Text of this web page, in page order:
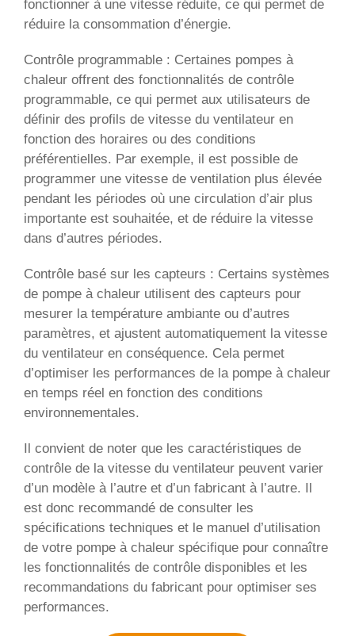
fonctionner à une vitesse réduite, ce qui permet de
réduire la consommation d’énergie.
Contrôle programmable : Certaines pompes à
chaleur offrent des fonctionnalités de contrôle
programmable, ce qui permet aux utilisateurs de
définir des profils de vitesse du ventilateur en
fonction des horaires ou des conditions
préférentielles. Par exemple, il est possible de
programmer une vitesse de ventilation plus élevée
pendant les périodes où une circulation d’air plus
importante est souhaitée, et de réduire la vitesse
dans d’autres périodes.
Contrôle basé sur les capteurs : Certains systèmes
de pompe à chaleur utilisent des capteurs pour
mesurer la température ambiante ou d’autres
paramètres, et ajustent automatiquement la vitesse
du ventilateur en conséquence. Cela permet
d’optimiser les performances de la pompe à chaleur
en temps réel en fonction des conditions
environnementales.
Il convient de noter que les caractéristiques de
contrôle de la vitesse du ventilateur peuvent varier
d’un modèle à l’autre et d’un fabricant à l’autre. Il
est donc recommandé de consulter les
spécifications techniques et le manuel d’utilisation
de votre pompe à chaleur spécifique pour connaître
les fonctionnalités de contrôle disponibles et les
recommandations du fabricant pour optimiser ses
performances.